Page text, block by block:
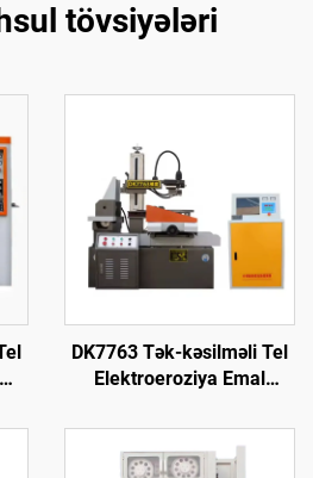
tövsiyələri
DK7763 Tək-kəsilməli Tel
Elektroeroziya Emal